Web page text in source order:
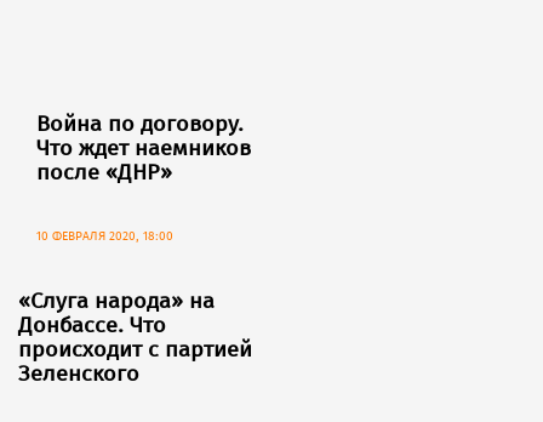
Война по договору.
Что ждет наемников
после «ДНР»
10 ФЕВРАЛЯ 2020, 18:00
«Слуга народа» на
Донбассе. Что
происходит с партией
Зеленского